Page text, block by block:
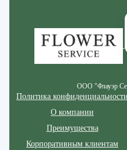
ООО "Флауэр
Политика конфиденциальности
О компании
Преимущества
Корпоративным клиентам